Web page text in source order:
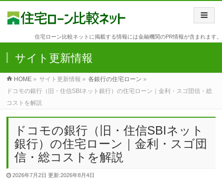
住宅ローン比較ネットに掲載する情報には金融機関のPR情報が含まれます。
サイト更新情報
HOME » サイト更新情報 » 各銀行の住宅ローン »
ドコモの銀行（旧・住信SBIネット銀行）の住宅ローン｜金利・スゴ団信・総
コストを解説
ドコモの銀行（旧・住信SBIネット
銀行）の住宅ローン｜金利・スゴ団
信・総コストを解説
2026年7月2日更新:2026年8月4日